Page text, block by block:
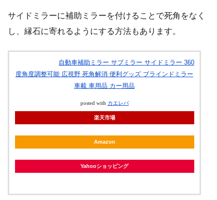
サイドミラーに補助ミラーを付けることで死角をなく
し、縁石に寄れるようにする方法もあります。
自動車補助ミラー サブミラー サイドミラー 360
度角度調整可能 広視野 死角解消 便利グッズ ブラインドミラー
車載 車用品 カー用品
posted with カエレバ
楽天市場
Amazon
Yahooショッピング